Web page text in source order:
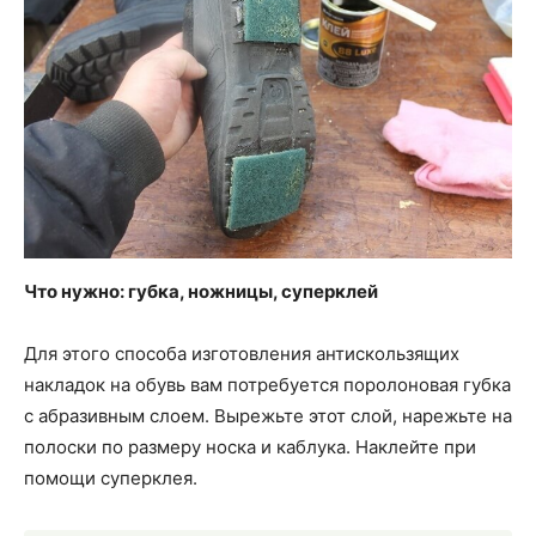
Что нужно: губка, ножницы, суперклей
Для этого способа изготовления антискользящих
накладок на обувь вам потребуется поролоновая губка
с абразивным слоем. Вырежьте этот слой, нарежьте на
полоски по размеру носка и каблука. Наклейте при
помощи суперклея.